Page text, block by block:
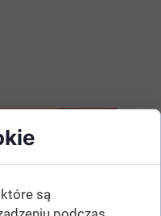
są